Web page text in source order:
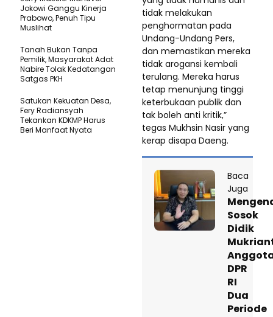
tidak melakukan
penghormatan pada
Undang-Undang Pers,
dan memastikan mereka
tidak arogansi kembali
terulang. Mereka harus
tetap menunjung tinggi
keterbukaan publik dan
tak boleh anti kritik,”
tegas Mukhsin Nasir yang
kerap disapa Daeng.
Baca
Juga
Sosok
Didik
DPR
RI
Dua
Periode
Jokowi Ganggu Kinerja
Prabowo, Penuh Tipu
Muslihat
Tanah Bukan Tanpa
Pemilik, Masyarakat Adat
Nabire Tolak Kedatangan
Satgas PKH
Satukan Kekuatan Desa,
Fery Radiansyah
Tekankan KDKMP Harus
Beri Manfaat Nyata